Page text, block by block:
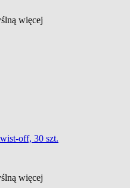
więcej
off, 30 szt.
więcej